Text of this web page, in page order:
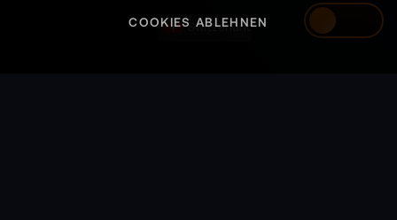
Switzerland
COOKIES ABLEHNEN